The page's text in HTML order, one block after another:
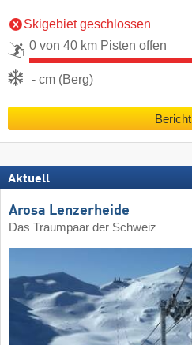
Skigebiet geschlossen
0 von 40 km Pisten offen
- cm (Berg)
Bericht
Aktuell
Arosa Lenzerheide
Das Traumpaar der Schweiz